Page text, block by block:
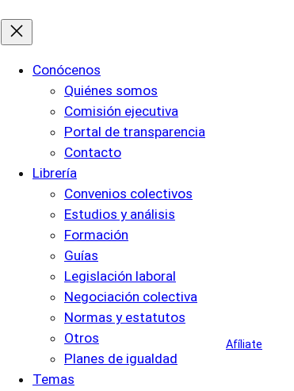
Conócenos
Quiénes somos
Comisión ejecutiva
Portal de transparencia
Contacto
Librería
Convenios colectivos
Estudios y análisis
Formación
Guías
Legislación laboral
Negociación colectiva
Normas y estatutos
Otros
Planes de igualdad
Temas
Afíliate